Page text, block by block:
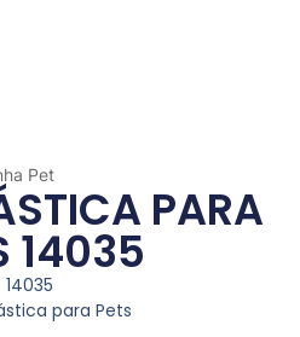
Pet
PARA
14035
14035
para Pets